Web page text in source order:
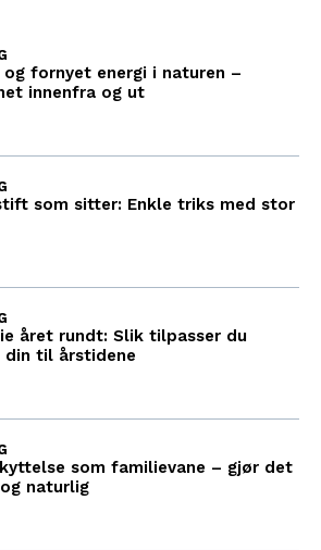
og fornyet energi i naturen –
innenfra og ut
som sitter: Enkle triks med stor
året rundt: Slik tilpasser du
din til årstidene
som familievane – gjør det
naturlig